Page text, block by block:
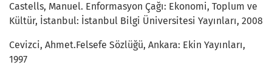
Castells, Manuel. Enformasyon Çağı: Ekonomi, Toplum ve
Kültür, İstanbul: İstanbul Bilgi Üniversitesi Yayınları, 2008
Cevizci, Ahmet.Felsefe Sözlüğü, Ankara: Ekin Yayınları,
1997